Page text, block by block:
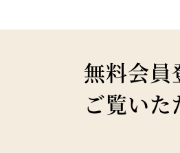
無料会員
ご覧いた